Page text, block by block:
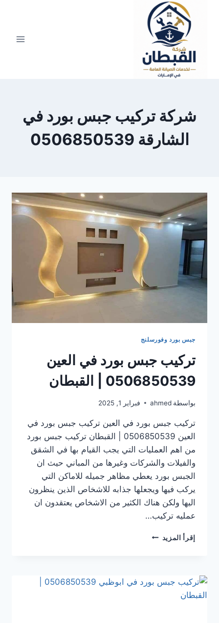
شركة تركيب جبس بورد في
الشارقة 0506850539
جبس بورد وفورسلنج
تركيب جبس بورد في العين
0506850539 | القبطان
بواسطة ahmed فبراير 1, 2025
تركيب جبس بورد في العين تركيب جبس بورد في
العين 0506850539 | القبطان تركيب جبس بورد
من اهم العمليات التي يجب القيام بها في الشقق
والفيلات والشركات وغيرها من المباني حيث ان
الجبس بورد يعطي مظاهر جميله للاماكن التي
يركب فيها ويجعلها جذابه للاشخاص الذين ينظرون
اليها ولكن هناك الكثير من الاشخاص يعتقدون ان
عمليه تركيب…
إقرأ المزيد تركيب
|